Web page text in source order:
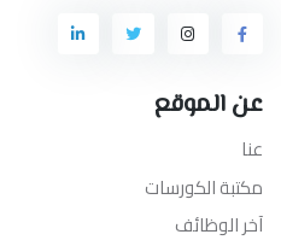
عن الموقع
عنا
مكتبة الكورسات
آخر الوظائف